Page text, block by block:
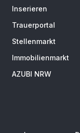
Inserieren
Trauerportal
Stellenmarkt
Immobilienmarkt
AZUBI NRW